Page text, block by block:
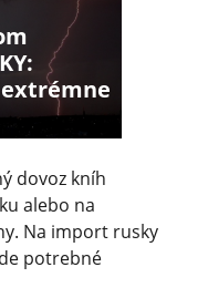
dovoz kníh
alebo na
Na import rusky
potrebné